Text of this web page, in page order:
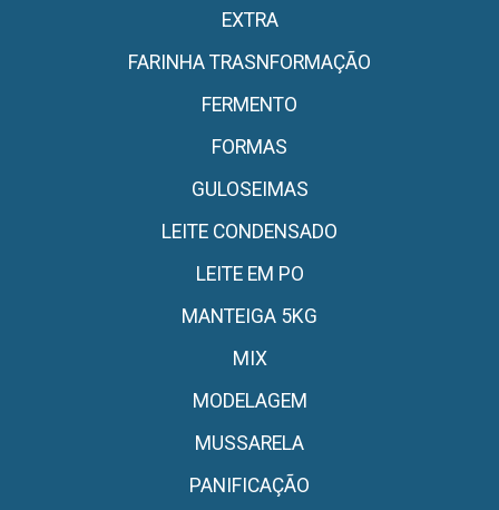
EXTRA
FARINHA TRASNFORMAÇÃO
FERMENTO
FORMAS
GULOSEIMAS
LEITE CONDENSADO
LEITE EM PO
MANTEIGA 5KG
MIX
MODELAGEM
MUSSARELA
PANIFICAÇÃO